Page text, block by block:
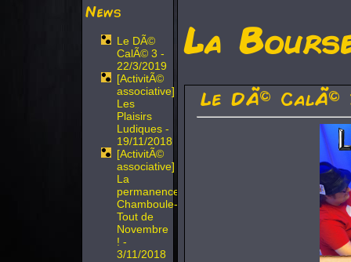
News
Le DÃ©
CalÃ© 3 -
22/3/2019
[ActivitÃ©
associative]
Les
Plaisirs
Ludiques -
19/11/2018
[ActivitÃ©
associative]
La
permanence
Chamboule-
Tout de
Novembre
! -
3/11/2018
La
Le DÃ© CalÃ©